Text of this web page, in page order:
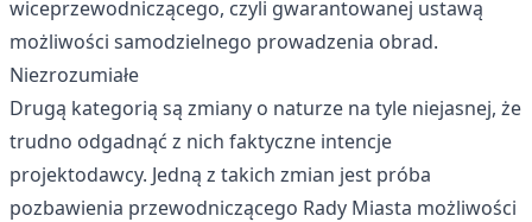
wiceprzewodniczącego, czyli gwarantowanej ustawą
możliwości samodzielnego prowadzenia obrad.
Niezrozumiałe
Drugą kategorią są zmiany o naturze na tyle niejasnej, że
trudno odgadnąć z nich faktyczne intencje
projektodawcy. Jedną z takich zmian jest próba
pozbawienia przewodniczącego Rady Miasta możliwości